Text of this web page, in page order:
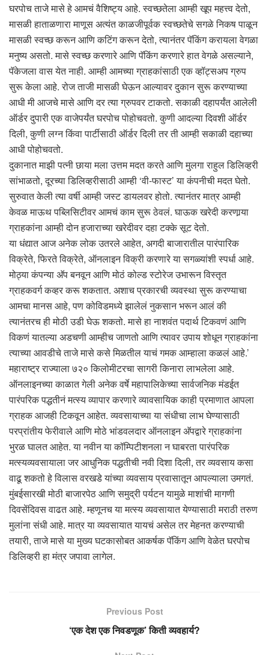
घरपोच ताजे मासे हे आमचं वैशिष्ट्य आहे. स्वच्छतेला आम्ही खूप महत्त्व देतो,
मासळी हाताळणारा माणूस अत्यंत काळजीपूर्वक स्वच्छतेचे सगळे निकष पाळून
मासळी स्वच्छ करून आणि कटिंग करून देतो, त्यानंतर पॅकिंग करायला वेगळा
मनुष्य असतो. मासे स्वच्छ करणारे आणि पॅकिंग करणारे हात वेगळे असल्याने,
पॅकेजला वास येत नाही. आम्ही आमच्या ग्राहकांसाठी एक व्हॉट्सअप ग्रुप
सुरू केला आहे. रोज ताजी मासळी घेऊन आल्यावर दुकान सुरू करण्याच्या
आधी मी आजचे मासे आणि दर त्या ग्रुपवर टाकतो. सकाळी दहापर्यंत आलेली
ऑर्डर दुपारी एक वाजेपर्यंत घरपोच पोहोचवतो. कुणी आदल्या दिवशी ऑर्डर
दिली, कुणी लग्न किंवा पार्टीसाठी ऑर्डर दिली तर ती आम्ही सकाळी दहाच्या
आधी पोहोचवतो.
दुकानात माझी पत्नी छाया मला उत्तम मदत करते आणि मुलगा राहुल डिलिव्हरी
सांभाळतो, दूरच्या डिलिव्हरीसाठी आम्ही ‘वी-फास्ट’ या कंपनीची मदत घेतो.
सुरुवात केली त्या वर्षी आम्ही जस्ट डायलवर होतो. त्यानंतर मात्र आम्ही
केवळ माऊथ पब्लिसिटीवर आमचं काम सुरू ठेवलं. घाऊक खरेदी करणार्‍या
ग्राहकांना आम्ही दोन हजाराच्या खरेदीवर दहा टक्के सूट देतो.
या धंद्यात आज अनेक लोक उतरले आहेत, अगदी बाजारातील पारंपारिक
विक्रेते, फिरते विक्रेते, ऑनलाइन विक्री करणारे या सगळ्यांशी स्पर्धा आहे.
मोठ्या कंपन्या अ‍ॅप बनवून आणि मोठं कोल्ड स्टोरेज उभारून विस्तृत
ग्राहकवर्ग कव्हर करू शकतात. अशाच प्रकारची व्यवस्था सुरू करण्याचा
आमचा मानस आहे, पण कोविडमध्ये झालेलं नुकसान भरून आलं की
त्यानंतरच ही मोठी उडी घेऊ शकतो. मासे हा नाशवंत पदार्थ टिकवणं आणि
विकणं यातल्या अडचणी आम्हीच जाणतो आणि त्यावर उपाय शोधून ग्राहकांना
त्याच्या आवडीचे ताजे मासे कसे मिळतील याचं गमक आम्हाला कळलं आहे.’
महाराष्ट्र राज्याला ७२० किलोमीटरचा सागरी किनारा लाभलेला आहे.
ऑनलाइनच्या काळात गेली अनेक वर्षे महापालिकेच्या सार्वजनिक मंडईत
पारंपरिक पद्धतीनं मत्स्य व्यापार करणारे व्यावसायिक काही प्रमाणात आपला
ग्राहक आजही टिकवून आहेत. व्यवसायाच्या या संधीचा लाभ घेण्यासाठी
परप्रांतीय फेरीवाले आणि मोठे भांडवलदार ऑनलाइन अ‍ॅपद्वारे ग्राहकांना
भुरळ घालत आहेत. या नवीन या कॉम्पिटीशनला न घाबरता पारंपरिक
मत्स्यव्यवसायाला जर आधुनिक पद्धतीची नवी दिशा दिली, तर व्यवसाय कसा
वाढू शकतो हे विलास वरखडे यांच्या व्यवसाय प्रवासातून आपल्याला उमगतं.
मुंबईसारखी मोठी बाजारपेठ आणि समुद्री पर्यटन यामुळे माशांची मागणी
दिवसेंदिवस वाढत आहे. म्हणूनच या मत्स्य व्यवसायात येण्यासाठी मराठी तरुण
मुलांना संधी आहे. मात्र या व्यवसायात यायचं असेल तर मेहनत करण्याची
तयारी, ताजे मासे या मुख्य घटकासोबत आकर्षक पॅकिंग आणि वेळेत घरपोच
डिलिव्हरी हा मंत्र जपावा लागेल.
Previous Post
‘एक देश एक निवडणूक’ किती व्यवहार्य?